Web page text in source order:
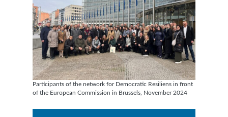
Participants of the network for Democratic Resiliens in front
of the European Commission in Brussels, November 2024